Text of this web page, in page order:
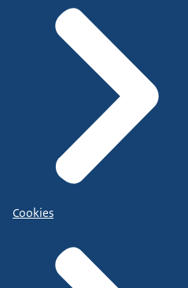
Cookies